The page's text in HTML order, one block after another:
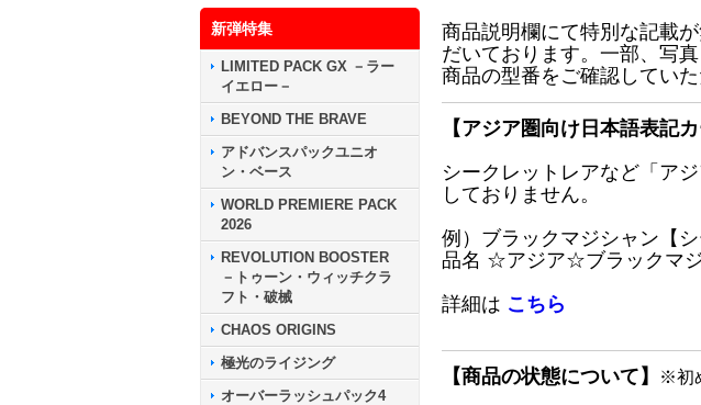
新弾特集
LIMITED PACK GX －ラー
イエロー－
BEYOND THE BRAVE
アドバンスパックユニオ
ン・ベース
WORLD PREMIERE PACK
2026
REVOLUTION BOOSTER
－トゥーン・ウィッチクラ
フト・破械
CHAOS ORIGINS
極光のライジング
オーバーラッシュパック4
商品説明欄にて特別な記載
だいております。一部、写
商品の型番をご確認してい
【アジア圏向け日本語表記
シークレットレアなど「ア
しておりません。
例）ブラックマジシャン【
品名 ☆アジア☆ブラックマジ
詳細は こちら
【商品の状態について】 ※初